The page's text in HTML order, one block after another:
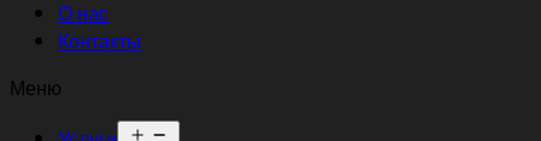
О нас
Контакты
Меню